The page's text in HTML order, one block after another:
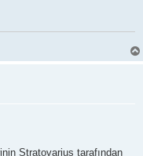
Stratovarius tarafından